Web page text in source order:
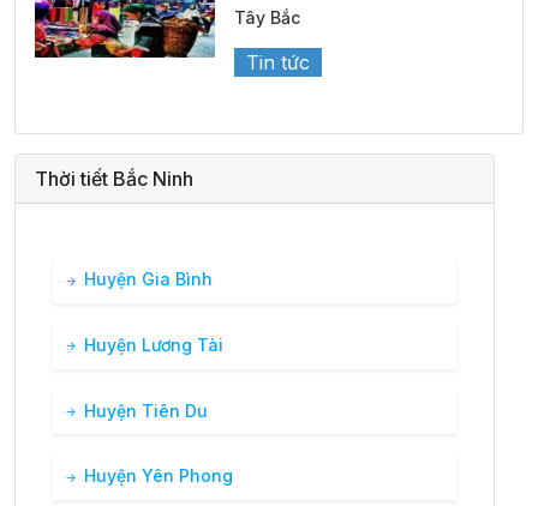
Tây Bắc
Tin tức
Thời tiết Bắc Ninh
Huyện Gia Bình
Huyện Lương Tài
Huyện Tiên Du
Huyện Yên Phong